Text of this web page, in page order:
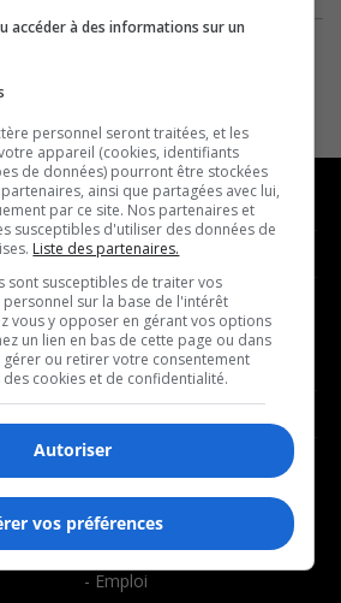
MUSIQUE
- Décompte franco
- Joué récemment
BALADOS
- Affaires
- Art de vivre
- Bien-être
- Emploi
accéder à des informations sur un
personnel seront traitées, et les
appareil (cookies, identifiants
de données) pourront être stockées
ainsi que partagées avec lui,
par ce site. Nos partenaires et
susceptibles d'utiliser des données de
Liste des partenaires.
sont susceptibles de traiter vos
sur la base de l'intérêt
vous y opposer en gérant vos options
un lien en bas de cette page ou dans
ou retirer votre consentement
cookies et de confidentialité.
Autoriser
vos préférences